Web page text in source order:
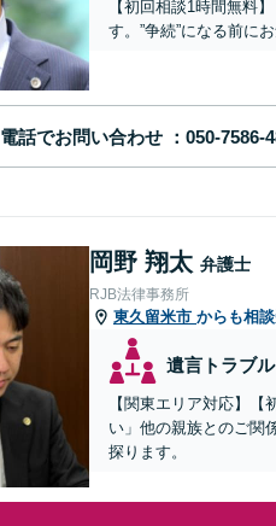
【初回相談1時間無料
す。”争続”になる前に
電話でお問い合わせ
岡野 翔太 弁護士
RJB法律事務所
東久留米市 からも相
遺言トラブル
【関東エリア対応】
い」他の親族とのご関
探ります。